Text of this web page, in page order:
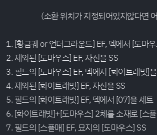
(소환 위치가 지정되어있지않다면
1. [황금궤 or 언더그라운드] EF, 덱에서 [도마
2. 제외된 [도마우스] EF, 자신을 SS
3. 필드의 [도마우스] EF, 덱에서 [화이트래빗]
4. 제외된 [화이트래빗] EF, 자신을 SS
5. 필드의 [화이트래빗] EF, 덱에서 [07]을 세트
6. [화이트래빗]+[도마우스] 2체를 소재로 [스
7. 필드의 [스플매] EF, 묘지의 [도마우스] SS